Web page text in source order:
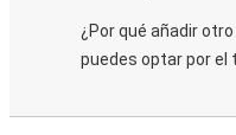
¿Por qué añadir
puedes optar por